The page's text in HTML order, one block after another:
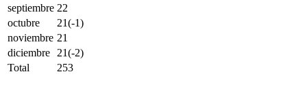
septiembre 22
octubre
21(-1)
noviembre 21
diciembre
21(-2)
Total
253